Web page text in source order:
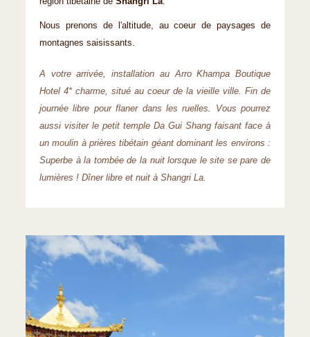
Nous prenons de l'altitude, au coeur de paysages de
montagnes saisissants.
A votre arrivée, installation au Arro Khampa Boutique
Hotel 4* charme, situé au coeur de la vieille ville. Fin de
journée libre pour flaner dans les ruelles. Vous pourrez
aussi visiter le petit temple Da Gui Shang faisant face à
un moulin à prières tibétain géant dominant les environs :
Superbe à la tombée de la nuit lorsque le site se pare de
lumières ! Dîner libre et nuit à Shangri La.